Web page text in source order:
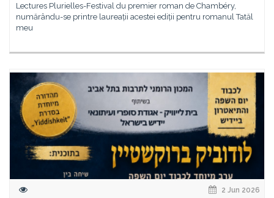
Lectures Plurielles-Festival du premier roman de Chambéry,
numărându-se printre laureații acestei ediții pentru romanul Tatăl
meu
2 Jun 2026